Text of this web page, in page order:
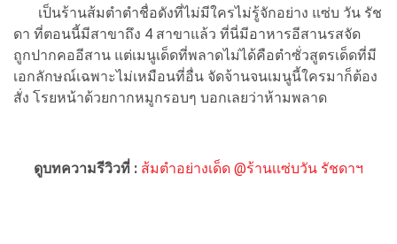
เป็นร้านส้มตำตำชื่อดังที่ไม่มีใครไม่รู้จักอย่าง แซ่บ วัน รัช
ดา ที่ตอนนี้มีสาขาถึง 4 สาขาแล้ว ที่นี่มีอาหารอีสานรสจัด
ถูกปากคออีสาน แต่เมนูเด็ดที่พลาดไม่ได้คือตำซั่วสูตรเด็ดที่มี
เอกลักษณ์เฉพาะไม่เหมือนที่อื่น จัดจ้านจนเมนูนี้ใครมาก็ต้อง
สั่ง โรยหน้าด้วยกากหมูกรอบๆ บอกเลยว่าห้ามพลาด
ดูบทความรีวิวที่ : ส้มตำอย่างเด็ด @ร้านเเซ่บวัน รัชดาฯ